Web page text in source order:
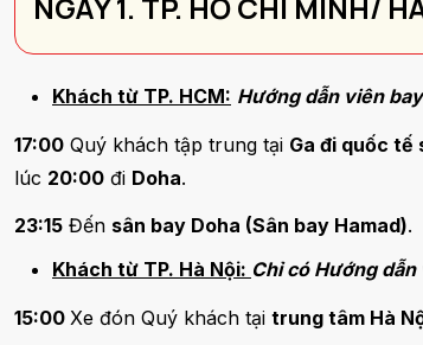
NGÀY 1. TP. HỒ CHÍ MINH/
Khách từ TP. HCM: Hướng dẫn viên
17:00 Quý khách tập trung tại Ga đi quốc tế
lúc 20:00 đi Doha.
23:15 Đến sân bay Doha (Sân bay Hamad).
Khách từ TP. Hà Nội: Chỉ có Hướng
15:00 Xe đón Quý khách tại trung tâm Hà